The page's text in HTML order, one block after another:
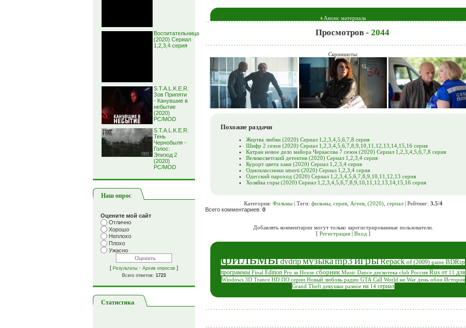
Воспитательница
(2020) Сериал
1,2,3,4 серия
S.T.A.L.K.E.R.
Зов Припяти
- Канувшие в
небытие
(2020)
PC/MOD
S.T.A.L.K.E.R.
Тень
Чернобыля -
Голос:
Эпизод 2
(2020)
PC/MOD
Наш опрос
Оцените мой сайт
Отлично
Хорошо
Неплохо
Плохо
Ужасно
[ Результаты · Архив опросов ]
Всего ответов: 1723
Статистика
Анонс материала
Просмотров - 2044
Скриншоты:
Похожие раздачи
Жертва любви (2020) Сериал 1,2,3,4,5,6,7,8 серия
Шифр 2 сезон (2020) Сериал 1,2,3,4,5,6,7,8,9,10,11,12,13,14,15,16 серия
Катран новое дело майора Черкасова 7 сезон (2020) Сериал 1,2,3,4,5,6,7,8 серия
Великосветский детектив (2020) Сериал 1,2,3,4 серия
Курорт цвета хаки (2020) Сериал 1,2,3,4 серия
Одноклассники smerti (2020) Сериал 1,2,3,4 серия
Одесский пароход (2020) Сериал 1,2,3,4,5,6,7,8,9,10,11,12,13 серия
Хозяйка горы (2020) Сериал 1,2,3,4,5,6,7,8,9,10,11,12,13,14,15,16 серия
Категория: Фильмы| Теги: фильмы, серия, Агеев, (2020), сериал| Рейтинг: 3.5/4
Всего комментариев: 0
Добавлять комментарии могут только зарегистрированные пользователи.
[ Регистрация| Вход ]
фильмыdvdripмузыкаmp3игрыRepack of (2009) game BDRip
программы Final Edition Pro за House сборник Music Dance дискотека club Россия Rus от 11 для
Windows 3D Trance HD ПО серии Новый любовь радио GTA Call World не War день обои История
Grand Theft девушки разное на 14 сериал